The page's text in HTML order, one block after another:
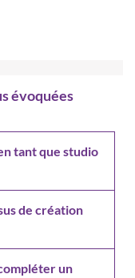
évoquées
tant que studio
de création
un